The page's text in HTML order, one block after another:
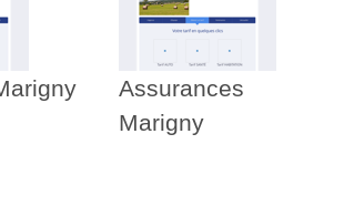
Assurances
Marigny